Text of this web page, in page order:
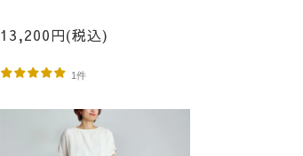
13,200円(税込)
1件